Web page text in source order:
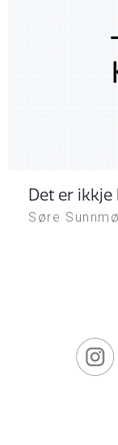
Det er
Søre